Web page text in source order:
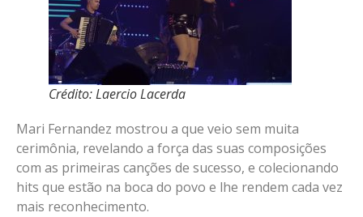
Crédito: Laercio Lacerda
Mari Fernandez mostrou a que veio sem muita
cerimônia, revelando a força das suas composições
com as primeiras canções de sucesso, e colecionando
hits que estão na boca do povo e lhe rendem cada vez
mais reconhecimento.